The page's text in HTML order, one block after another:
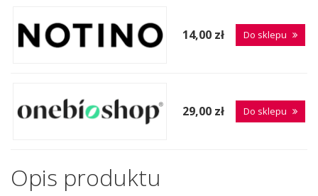
14,00 zł Do sklepu
29,00 zł Do sklepu
Opis produktu